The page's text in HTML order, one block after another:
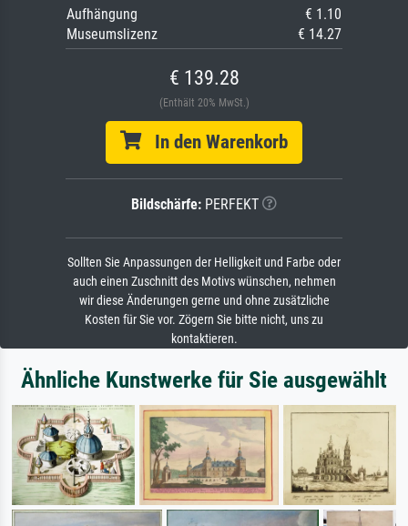
Aufhängung
€ 1.10
Museumslizenz
€ 14.27
€ 139.28
(Enthält 20% MwSt.)
In den Warenkorb
Bildschärfe: PERFEKT
Sollten Sie Anpassungen der Helligkeit und Farbe oder
auch einen Zuschnitt des Motivs wünschen, nehmen
wir diese Änderungen gerne und ohne zusätzliche
Kosten für Sie vor. Zögern Sie bitte nicht, uns zu
kontaktieren.
Ähnliche Kunstwerke für Sie ausgewählt